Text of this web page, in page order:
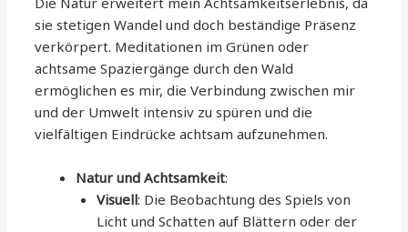
sie stetigen Wandel und doch beständige Präsenz
verkörpert. Meditationen im Grünen oder
achtsame Spaziergänge durch den Wald
ermöglichen es mir, die Verbindung zwischen mir
und der Umwelt intensiv zu spüren und die
vielfältigen Eindrücke achtsam aufzunehmen.
Natur und Achtsamkeit:
Visuell: Die Beobachtung des Spiels von
Licht und Schatten auf Blättern oder der